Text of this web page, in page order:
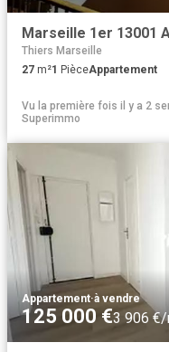
Thiers Marseille
27 m²1 PièceAppartement
Vu la première fois il y a 2
Superimmo
Appartement·à vendre
125 000 €3 906 €/